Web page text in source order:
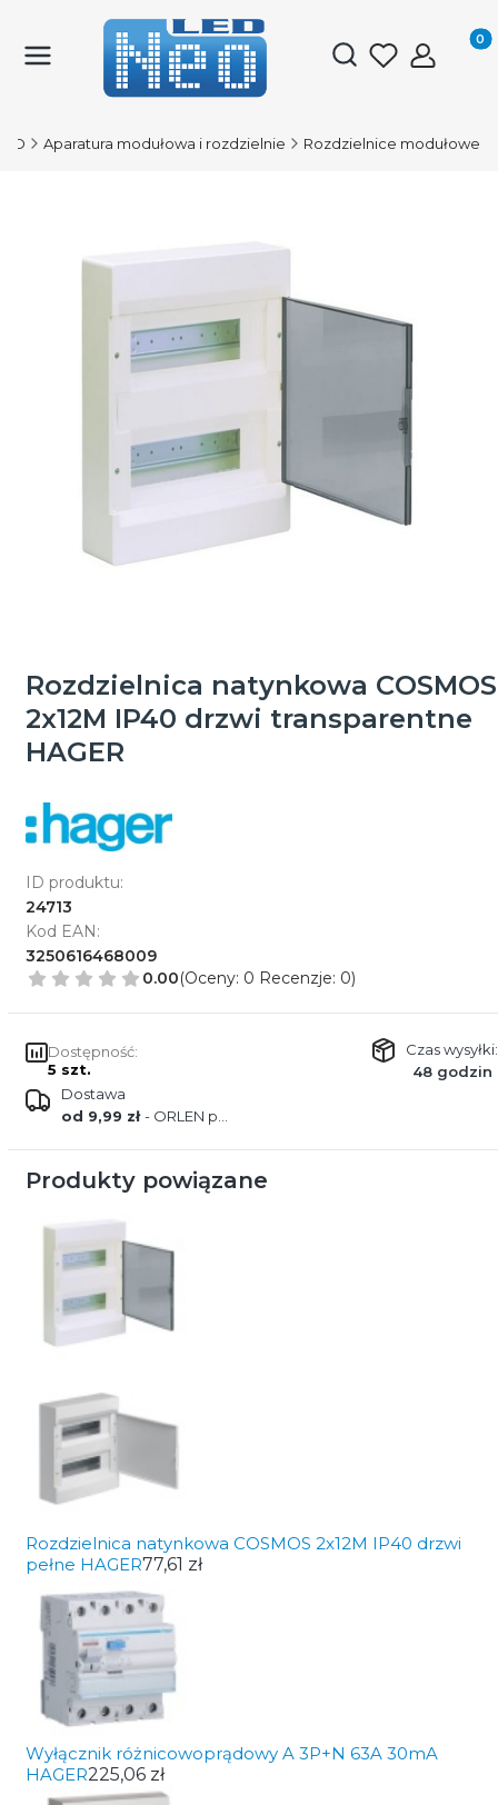
Otwórz
Aparatura modułowa i rozdzielnie Rozdzielnice modułowe
Rozdzielnica natynkowa COSMOS
2x12M IP40 drzwi transparentne
HAGER
ID produktu:
24713
Kod EAN:
3250616468009
0.00(Oceny: 0 Recenzje: 0)
Dostępność:
5 szt.
Czas wysyłki:
48 godzin
Dostawa
od 9,99 zł- ORLEN paczka
Produkty powiązane
Rozdzielnica natynkowa COSMOS 2x12M IP40 drzwi
pełne HAGER77,61 zł
Wyłącznik różnicowoprądowy A 3P+N 63A 30mA
HAGER225,06 zł